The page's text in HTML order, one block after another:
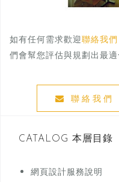
如有任何需求歡迎聯絡我們
們會幫您評估與規劃出最適
聯絡我們
CATALOG 本層目錄
網頁設計服務說明